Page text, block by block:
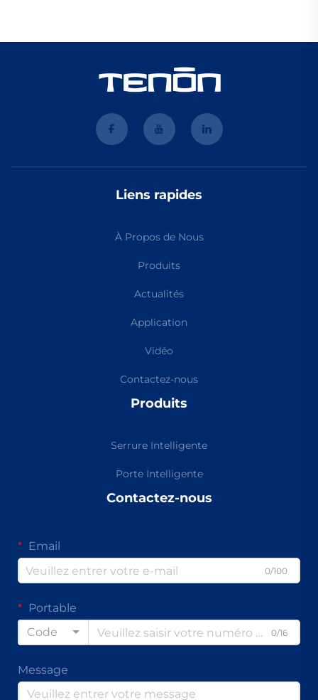
Liens rapides
À Propos de Nous
Produits
Actualités
Application
Vidéo
Contactez-nous
Produits
Serrure Intelligente
Porte Intelligente
Contactez-nous
Email
0/100
Portable
Code
0/16
Message